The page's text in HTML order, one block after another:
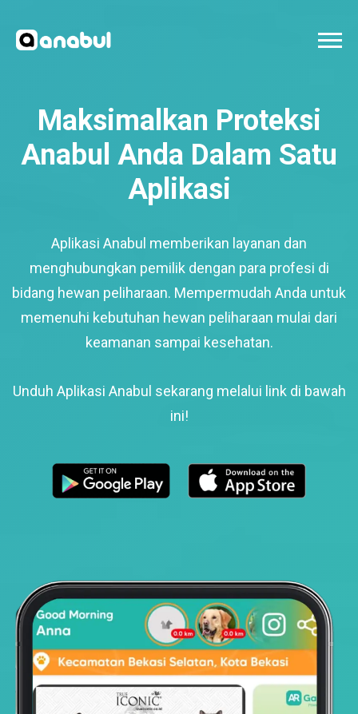
Maksimalkan Proteksi
Anabul Anda Dalam Satu
Aplikasi
Aplikasi Anabul memberikan layanan dan
menghubungkan pemilik dengan para profesi di
bidang hewan peliharaan. Mempermudah Anda untuk
memenuhi kebutuhan hewan peliharaan mulai dari
keamanan sampai kesehatan.
Unduh Aplikasi Anabul sekarang melalui link di bawah
ini!